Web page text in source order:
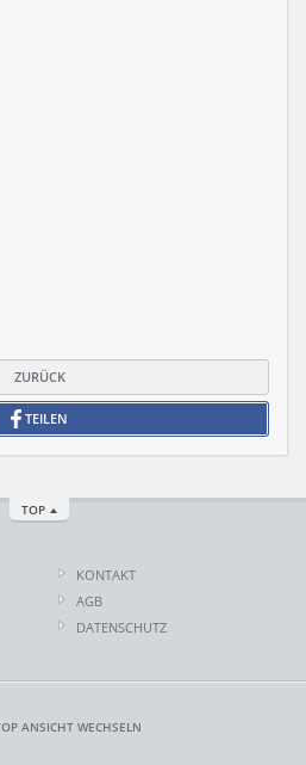
ZURÜCK
TEILEN
TOP
KONTAKT
AGB
DATENSCHUTZ
ANSICHT WECHSELN